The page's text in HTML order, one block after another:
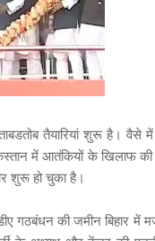
तैयारियां शुरू है। वैसे
में आतंकियों के खिलाफ की
शुरू हो चुका है।
गठबंधन की जमीन बिहार